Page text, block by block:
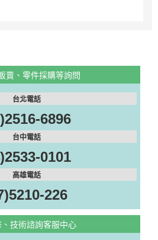
賣、零件採購等詢問
台北電話
6896
台中電話
0101
高雄電話
226
、技術諮詢客服中心